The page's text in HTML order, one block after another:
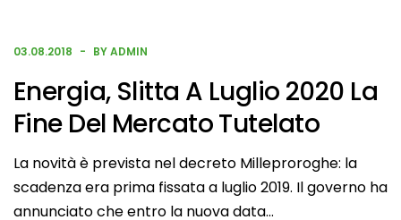
03.08.2018 BY ADMIN
Energia, Slitta A Luglio 2020 La
Fine Del Mercato Tutelato
La novità è prevista nel decreto Milleproroghe: la
scadenza era prima fissata a luglio 2019. Il governo ha
annunciato che entro la nuova data…